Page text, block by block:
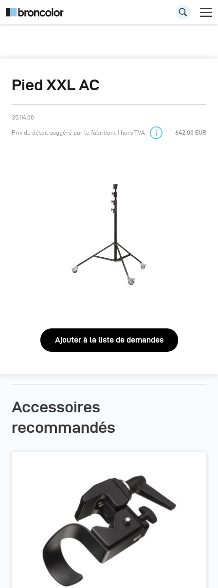
Pied XXL AC
35.114.00
Prix de détail suggéré par le fabricant | hors TVA 642.00 EUR
Ajouter à la liste de demandes
Accessoires
recommandés